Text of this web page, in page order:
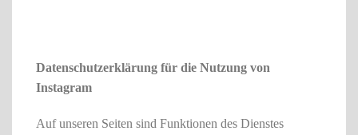
Datenschutzerklärung für die Nutzung von
Instagram
Auf unseren Seiten sind Funktionen des Dienstes